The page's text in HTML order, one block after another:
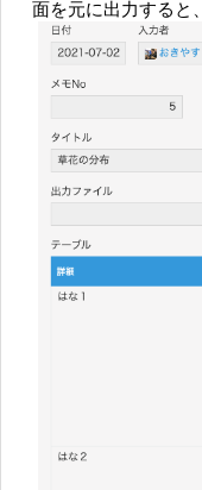
面を元に出力すると、